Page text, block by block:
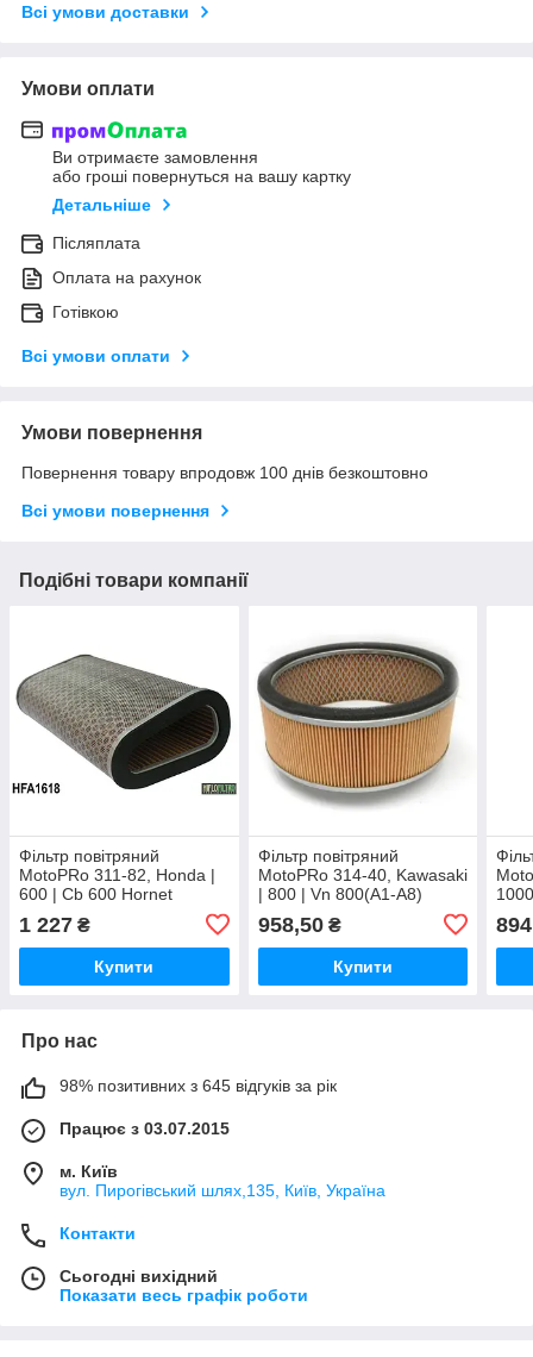
Всі умови доставки
Умови оплати
Ви отримаєте замовлення
або гроші повернуться на вашу картку
Детальніше
Післяплата
Оплата на рахунок
Готівкою
Всі умови оплати
Умови повернення
Повернення товару впродовж 100 днів безкоштовно
Всі умови повернення
Подібні товари компанії
Фільтр повітряний
MotoPRo 311-82, Honda |
600 | Cb 600 Hornet
1 227 ₴
Купити
Фільтр повітряний
MotoPRo 314-40, Kawasaki
| 800 | Vn 800(A1-A8)
958,50₴
Купити
894
Про нас
98% позитивних з 645 відгуків за рік
Працює з 03.07.2015
м. Київ
вул. Пирогівський шлях,135, Київ, Україна
Контакти
Сьогодні вихідний
Показати весь графік роботи